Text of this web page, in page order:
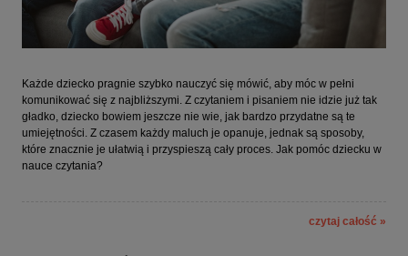
Każde dziecko pragnie szybko nauczyć się mówić, aby móc w pełni
komunikować się z najbliższymi. Z czytaniem i pisaniem nie idzie już tak
gładko, dziecko bowiem jeszcze nie wie, jak bardzo przydatne są te
umiejętności. Z czasem każdy maluch je opanuje, jednak są sposoby,
które znacznie je ułatwią i przyspieszą cały proces. Jak pomóc dziecku w
nauce czytania?
czytaj całość »